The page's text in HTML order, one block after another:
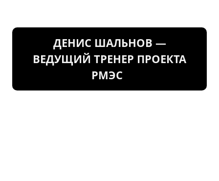
ДЕНИС ШАЛЬНОВ —
ВЕДУЩИЙ ТРЕНЕР ПРОЕКТА
РМЭС